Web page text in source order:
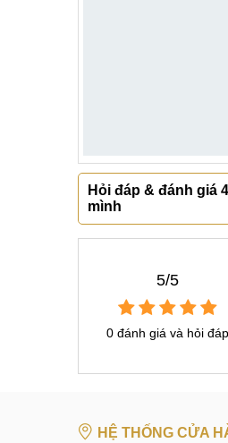
Hỏi đáp & đánh giá
mình
5/5
0 đánh giá và hỏi đáp
HỆ THỐNG CỬA